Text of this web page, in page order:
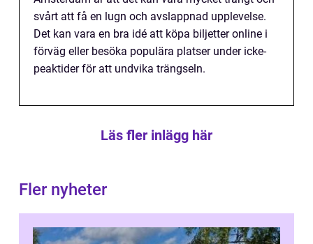
svårt att få en lugn och avslappnad upplevelse.
Det kan vara en bra idé att köpa biljetter online i
förväg eller besöka populära platser under icke-
peaktider för att undvika trängseln.
Läs fler inlägg här
Fler nyheter